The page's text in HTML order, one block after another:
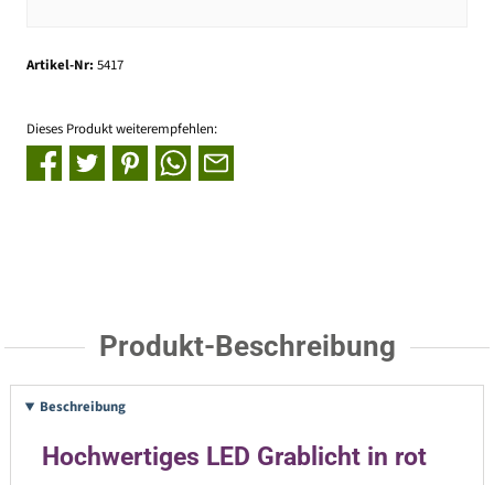
Artikel-Nr: 5417
Dieses Produkt weiterempfehlen:
Produkt-Beschreibung
Beschreibung
Hochwertiges LED Grablicht in rot